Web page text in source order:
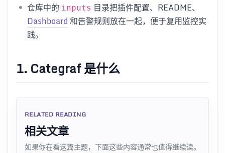
仓库中的 inputs 目录把插件配置、README、
Dashboard和告警规则放在一起，便于复用监控实
践。
1. Categraf 是什么
RELATED READING
相关文章
如果你在看这篇主题，下面这些内容通常也值得继续读。